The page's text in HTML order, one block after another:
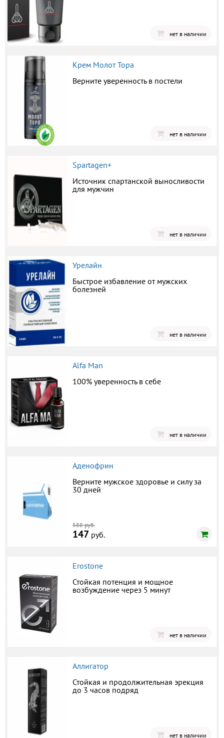
нет в наличии
Крем Молот Тора
Верните уверенность в постели
нет в наличии
Spartagen+
Источник спартанской выносливости
для мужчин
нет в наличии
Урелайн
Быстрое избавление от мужских
болезней
нет в наличии
Alfa Man
100% уверенность в себе
нет в наличии
Аденофрин
Верните мужское здоровье и силу за
30 дней
588 руб.
147 руб.
Erostone
Стойкая потенция и мощное
возбуждение через 5 минут
нет в наличии
Аллигатор
Стойкая и продолжительная эрекция
до 3 часов подряд
нет в наличии